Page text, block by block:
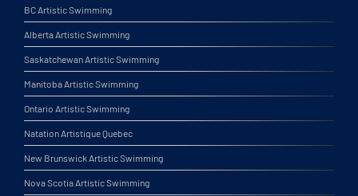
BC Artistic Swimming
Alberta Artistic Swimming
Saskatchewan Artistic Swimming
Manitoba Artistic Swimming
Ontario Artistic Swimming
Natation Artistique Quebec
New Brunswick Artistic Swimming
Nova Scotia Artistic Swimming